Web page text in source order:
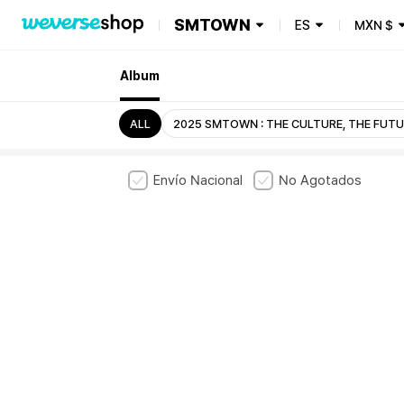
SMTOWN ES MXN $
Album
ALL 2025 SMTOWN : THE CULTURE, THE
Envío Nacional No Agotados